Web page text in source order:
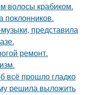
волосы крабиком.
поклонников.
представила
ремонт.
всё прошло гладко
решила выложить